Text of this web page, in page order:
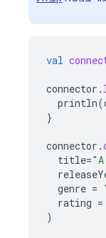
val
connector .
println(
}
connector .
title=
genre =
rating =
)